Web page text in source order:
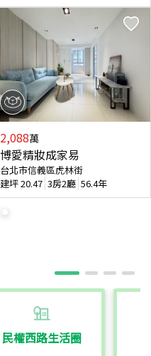
民權西路生活圈
2,088萬
博愛精妝成家易
台北市信義區虎林街
建坪20.47 3房2廳 56.4年